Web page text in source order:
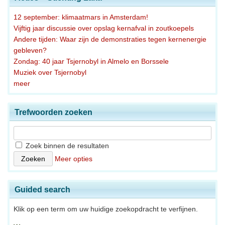
12 september: klimaatmars in Amsterdam!
Vijftig jaar discussie over opslag kernafval in zoutkoepels
Andere tijden: Waar zijn de demonstraties tegen kernenergie
gebleven?
Zondag: 40 jaar Tsjernobyl in Almelo en Borssele
Muziek over Tsjernobyl
meer
Trefwoorden zoeken
Zoek binnen de resultaten
Meer opties
Guided search
Klik op een term om uw huidige zoekopdracht te verfijnen.